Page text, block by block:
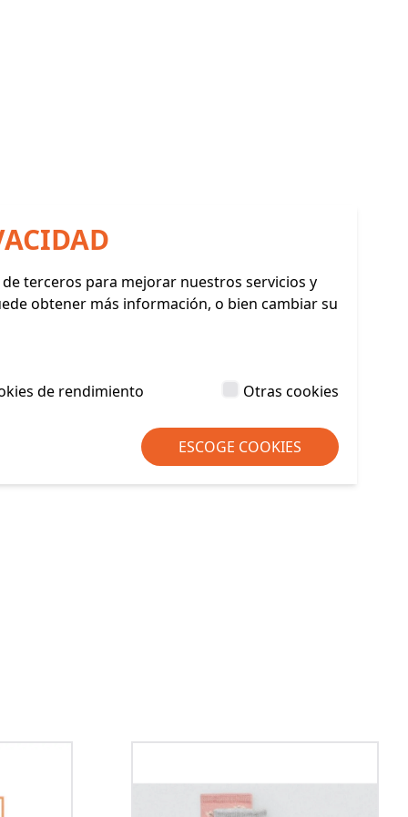
terceros para mejorar nuestros servicios y
obtener más información, o bien cambiar su
de rendimiento Otras cookies
ESCOGE COOKIES